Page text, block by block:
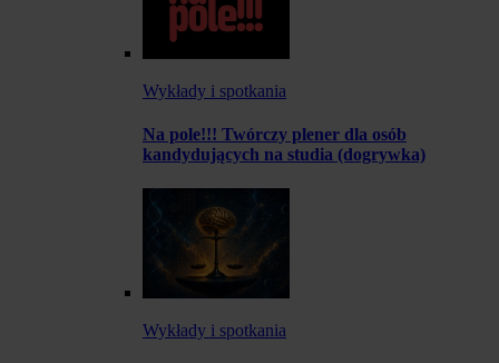
Wykłady i spotkania
Na pole!!! Twórczy plener dla osób
kandydujących na studia (dogrywka)
Wykłady i spotkania